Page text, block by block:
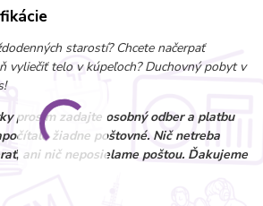
starostí? Chcete načerpať
vyliečiť telo v kúpeľoch? Duchovný pobyt v
prosím zadajte osobný odber a platbu
žiadne poštovné. Nič netreba
ani nič neposielame poštou. Ďakujeme